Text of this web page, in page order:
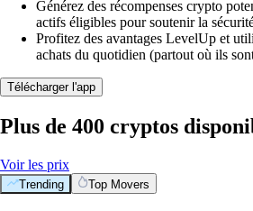
Générez des récompenses crypto
actifs éligibles pour soutenir la
Profitez des avantages LevelUp et
achats du quotidien (partout où ils
Télécharger l'app
Plus de 400 cryptos
Voir les prix
Trending Top Movers